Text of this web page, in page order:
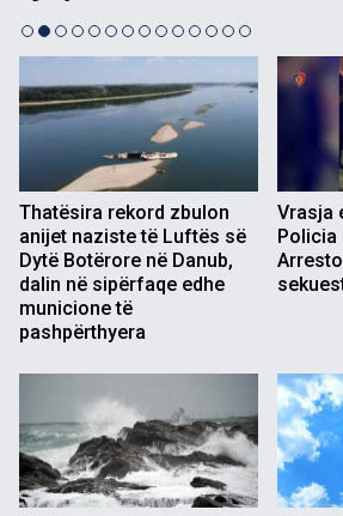
Thatësira rekord zbulon
anijet naziste të Luftës së
Dytë Botërore në Danub,
dalin në sipërfaqe edhe
municione të
pashpërthyera
Vrasja
Policia